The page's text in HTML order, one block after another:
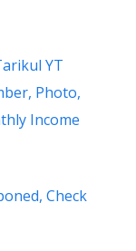
YT
Photo,
Income
Check